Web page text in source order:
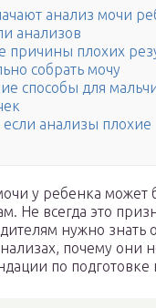
анализ мочи
анализов
плохих
собрать мочу
способы для
если анализы плохие
у ребенка может
Не всегда это
нужно знать о
почему они
по подготовке